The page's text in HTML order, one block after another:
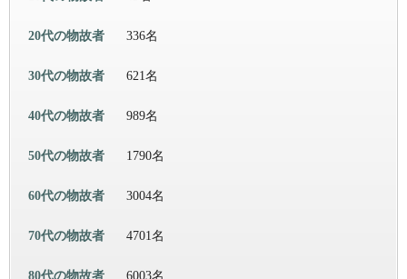
20代の物故者 336名
30代の物故者 621名
40代の物故者 989名
50代の物故者 1790名
60代の物故者 3004名
70代の物故者 4701名
80代の物故者 6003名